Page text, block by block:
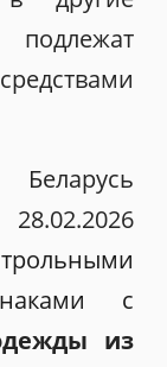
подлежат
с
из